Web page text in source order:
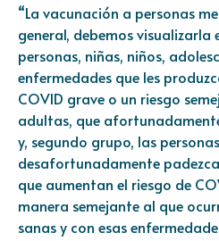
“La vacunación a personas
general, debemos visualizarla
personas, niñas, niños,
enfermedades que les
COVID grave o un riesgo
adultas, que
y, segundo grupo, las
desafortunadamente
que aumentan el riesgo de
manera semejante al que
sanas y con esas